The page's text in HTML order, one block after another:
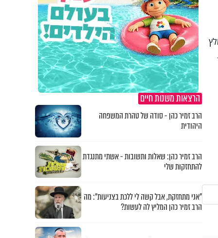
הרצאות משנות חיים
הרב זמיר כהן - סודה של טהרת המשפחה
היהודית
הרב זמיר כהן: שאלות ותשובות - אשתי מתנגדת
להתחזקות שלי
"אני מתחזקת, אבל קשה לי ללכת בצניעות": מה
הרב זמיר כהן המליץ לה לעשות?